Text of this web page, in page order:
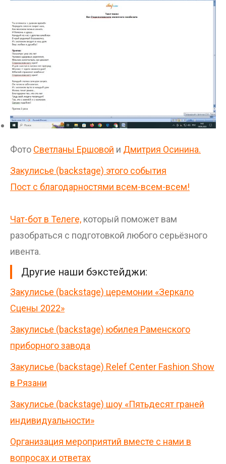
Фото Светланы Ершовой и Дмитрия Осинина.
Закулисье (backstage) этого события
Пост с благодарностями всем-всем-всем!
Чат-бот в Телеге, который поможет вам
разобраться с подготовкой любого серьёзного
ивента.
Другие наши бэкстейджи:
Закулисье (backstage) церемонии «Зеркало
Сцены 2022»
Закулисье (backstage) юбилея Раменского
приборного завода
Закулисье (backstage) Relef Center Fashion Show
в Рязани
Закулисье (backstage) шоу «Пятьдесят граней
индивидуальности»
Организация мероприятий вместе с нами в
вопросах и ответах